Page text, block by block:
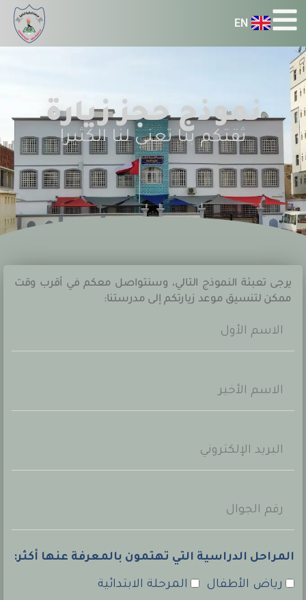
EN
نموذج حجز زيارة
ثقتكم بنا تعني لنا الكثير!
يرجى تعبئة النموذج التالي، وسنتواصل معكم في أقرب وقت
ممكن لتنسيق موعد زيارتكم إلى مدرستنا:
المراحل الدراسية التي تهتمون بالمعرفة عنها أكثر:
رياض الأطفال المرحلة الابتدائية